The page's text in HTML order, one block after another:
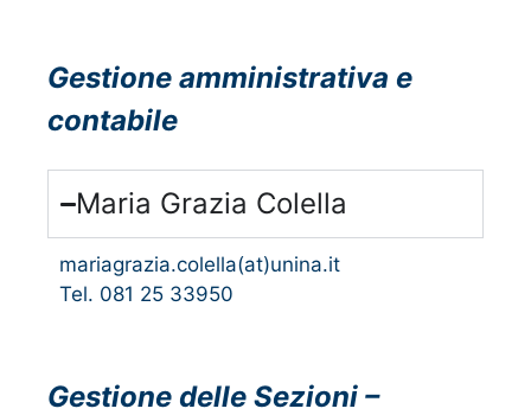
Gestione amministrativa e
contabile
Maria Grazia Colella
mariagrazia.colella(at)unina.it
Tel. 081 25 33950
Gestione delle Sezioni –